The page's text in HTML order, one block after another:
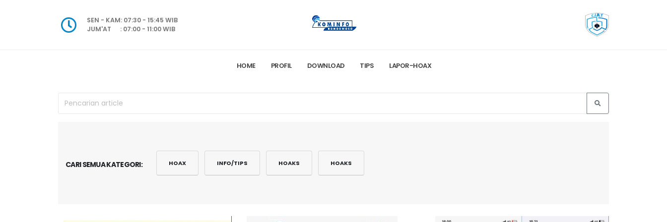
SEN - KAM: 07:30 - 15:45 WIB
JUM'AT : 07:00 - 11:00 WIB
HOME PROFIL DOWNLOAD TIPS LAPOR-HOAX
CARI SEMUA KATEGORI: HOAX INFO/TIPS HOAKS HOAKS